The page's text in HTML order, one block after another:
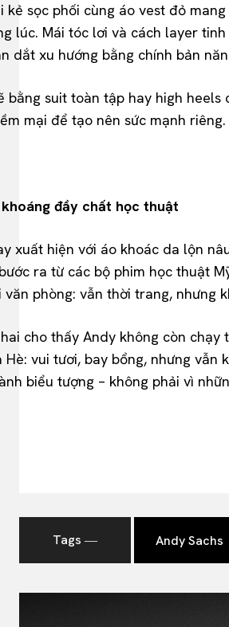
sọc phối cùng áo vest đỏ
lúc. Mái tóc lơi và cách layer
dắt xu hướng bằng chính bản
bằng suit toàn tập hay high
mại để tạo nên sức mạnh
đầy chất học thuật
xuất hiện với áo khoác da lộn
ra từ các bộ phim học thuật
phòng: vẫn thời trang, nhưng
cho thấy Andy không còn
vui tươi, bay bổng, nhưng
biểu tượng – không phải vì
Tags ― Andy Sachs